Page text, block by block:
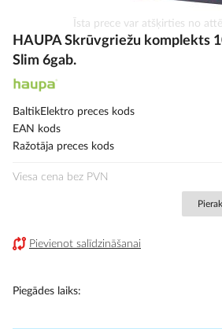
uz
galerijas
Īsta prece var atšķirties no
HAUPA Skrūvgriežu komplekts
Slim 6gab.
BaltikElektro preces kods
EAN kods
Ražotāja preces kods
Viesa cena bez PVN
Pievienot salīdzināšanai
Piegādes laiks